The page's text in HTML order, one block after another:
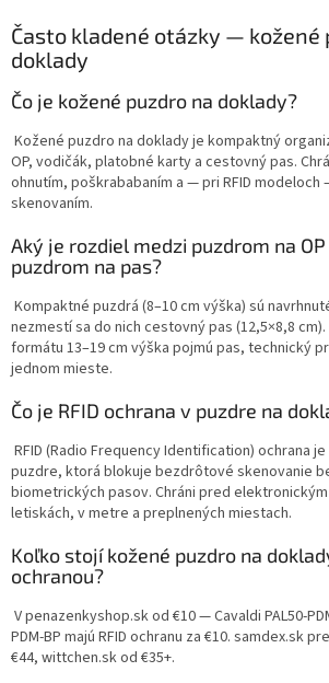
á
a
c
i
e
p
k
y
ý
p
Často kladené otázky — kožené
doklady
Čo je kožené puzdro na doklady?
Kožené puzdro na doklady je kompaktný
OP, vodičák, platobné karty a cestovný pas.
ohnutím, poškrababaním a — pri RFID
skenovaním.
Aký je rozdiel medzi puzdrom na
puzdrom na pas?
Kompaktné puzdrá (8–10 cm výška) sú
nezmestí sa do nich cestovný pas (12,5×8,8
formátu 13–19 cm výška pojmú pas, technický
jednom mieste.
Čo je RFID ochrana v puzdre na
RFID (Radio Frequency Identification) ochrana
puzdre, ktorá blokuje bezdrôtové skenovanie
biometrických pasov. Chráni pred
letiskách, v metre a preplnených miestach.
Koľko stojí kožené puzdro na
ochranou?
V penazenkyshop.sk od €10 — Cavaldi PAL50-
PDM-BP majú RFID ochranu za €10. samdex.sk
€44, wittchen.sk od €35+.